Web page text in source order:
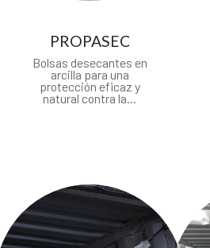
PROPASEC
Bolsas desecantes en
arcilla para una
protección eficaz y
natural contra la...